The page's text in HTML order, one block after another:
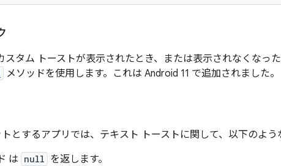
スタム トーストが表示されたとき、または表示されなくなっ
メソッドを使用します。これは Android 11 で追加されました。
とするアプリでは、テキスト トーストに関して、以下のよう
は null を返します。